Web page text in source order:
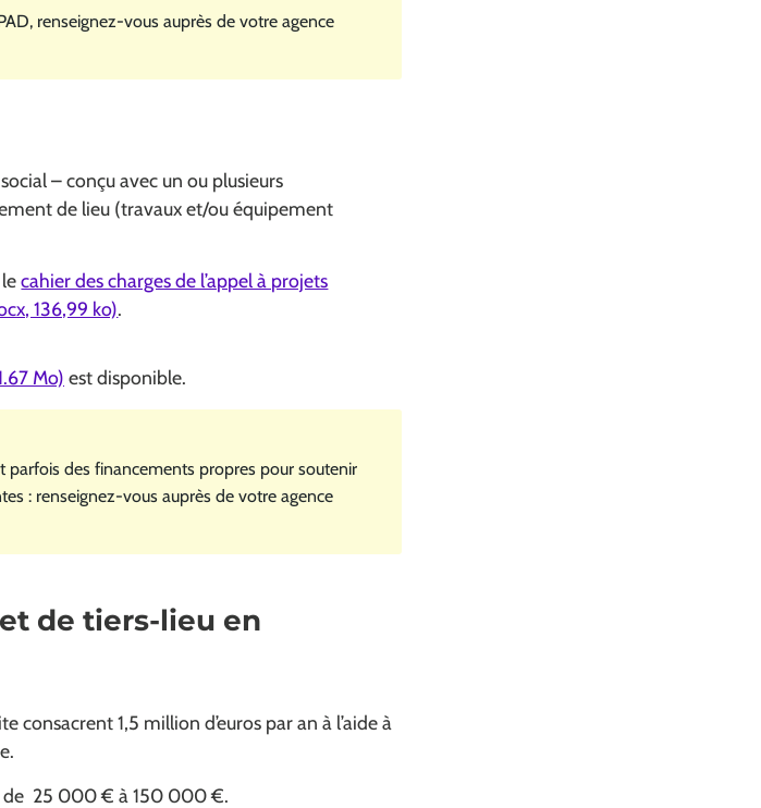
renseignez-vous auprès de votre agence
– conçu avec un ou plusieurs
de lieu (travaux et/ou équipement
lecahier des charges de l’appel à projets
136,99 ko).
Mo) est disponible.
parfois des financements propres pour soutenir
: renseignez-vous auprès de votre agence
de tiers-lieu en
consacrent 1,5 million d’euros par an à l’aide à
de 25 000 € à 150 000 €.